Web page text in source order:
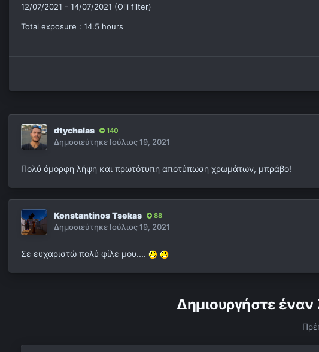
12/07/2021 - 14/07/2021 (Oiii filter)
Total exposure : 14.5 hours
dtychalas 140
Δημοσιεύτηκε Ιούλιος 19, 2021
Πολύ όμορφη λήψη και πρωτότυπη αποτύπωση χρωμάτων, μπράβο!
Konstantinos Tsekas 88
Δημοσιεύτηκε Ιούλιος 19, 2021
Σε ευχαριστώ πολύ φίλε μου....
Δημιουργήστε έναν